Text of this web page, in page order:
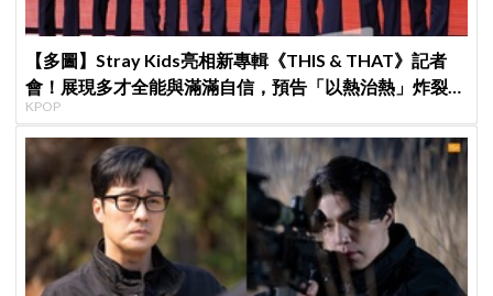
【多圖】Stray Kids亮相新專輯《THIS & THAT》記者
會！展現多才全能與滿滿自信，預告「以熱治熱」炸裂夏
日音樂圈
KPOP